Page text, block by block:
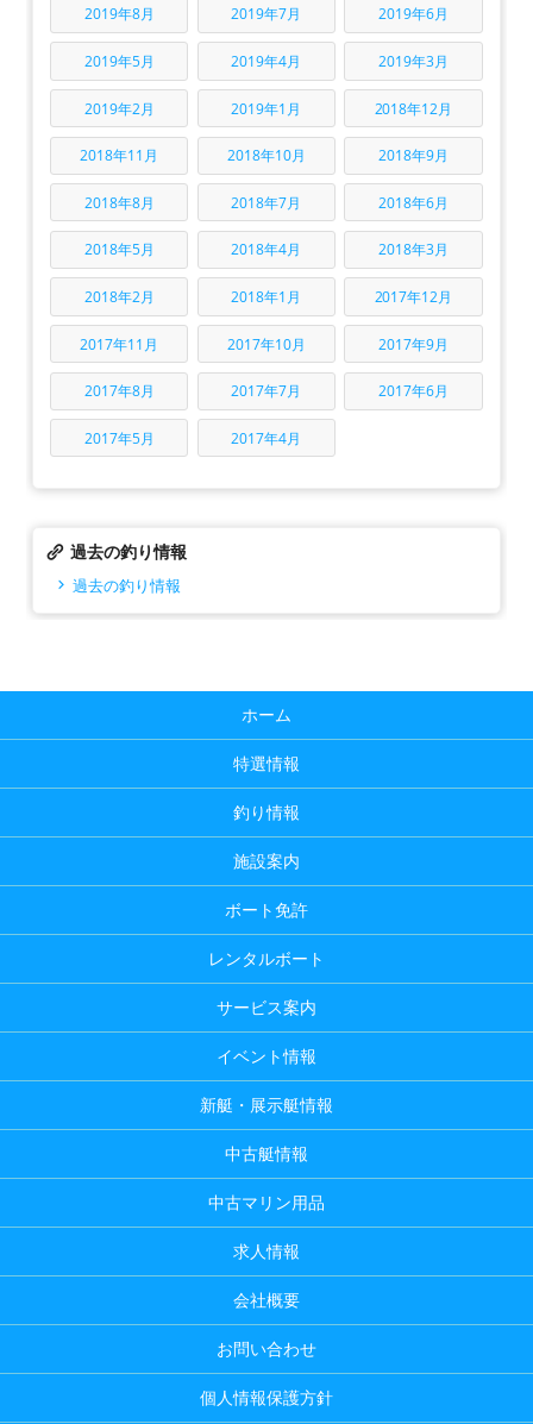
2019年8月 2019年7月 2019年6月
2019年5月 2019年4月 2019年3月
2019年2月 2019年1月 2018年12月
2018年11月 2018年10月 2018年9月
2018年8月 2018年7月 2018年6月
2018年5月 2018年4月 2018年3月
2018年2月 2018年1月 2017年12月
2017年11月 2017年10月 2017年9月
2017年8月 2017年7月 2017年6月
2017年5月 2017年4月
過去の釣り情報
過去の釣り情報
ホーム
特選情報
釣り情報
施設案内
ボート免許
レンタルボート
サービス案内
イベント情報
新艇・展示艇情報
中古艇情報
中古マリン用品
求人情報
会社概要
お問い合わせ
個人情報保護方針